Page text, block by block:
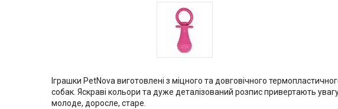
Іграшки PetNova виготовлені з міцного та довговічного
собак. Яскраві кольори та дуже деталізований розпис привертають
молоде, доросле, старе.